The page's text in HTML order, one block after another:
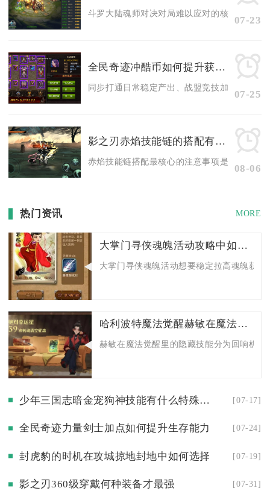
斗罗大陆魂师对决对局难以应对的核心根源在
07-23
全民奇迹冲酷币如何提升获取效率
同步打通日常稳定产出、战盟竞技加成、限时
07-25
影之刃赤焰技能链的搭配有何注意事项
赤焰技能链搭配最核心的注意事项是采用3+3
08-06
热门资讯 MORE
大掌门寻侠魂魄活动攻略中如何增加胜率
大掌门寻侠魂魄活动想要稳定拉高魂魄获
哈利波特魔法觉醒赫敏在魔法觉醒中有哪些隐藏技能
赫敏在魔法觉醒里的隐藏技能分为回响机
少年三国志暗金宠狗神技能有什么特殊效果 [07-17]
全民奇迹力量剑士加点如何提升生存能力 [07-24]
封虎豹的时机在攻城掠地封地中如何选择 [07-19]
影之刃360级穿戴何种装备才最强 [07-31]